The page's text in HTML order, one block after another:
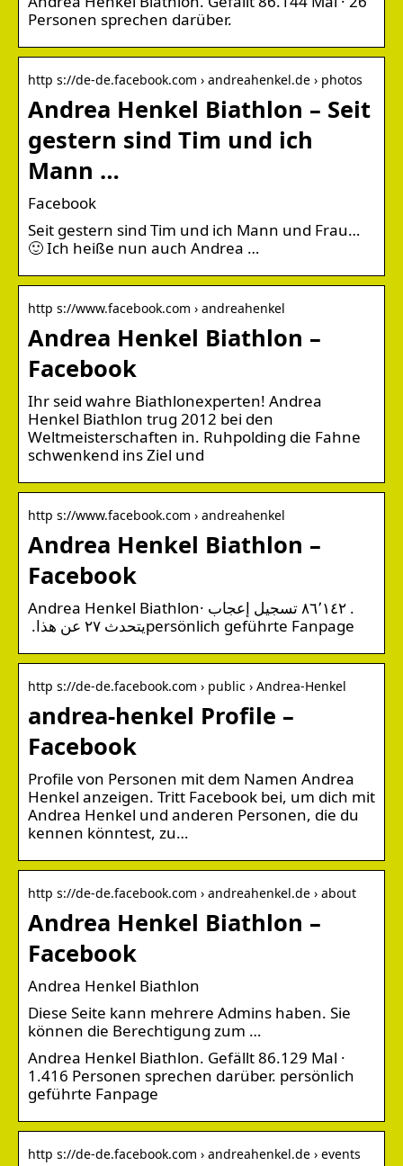
Personen sprechen darüber.
http s://de-de.facebook.com › andreahenkel.de › photos
Andrea Henkel Biathlon – Seit
gestern sind Tim und ich
Mann …
Facebook
Seit gestern sind Tim und ich Mann und Frau…
🙂 Ich heiße nun auch Andrea …
http s://www.facebook.com › andreahenkel
Andrea Henkel Biathlon –
Facebook
Ihr seid wahre Biathlonexperten! Andrea
Henkel Biathlon trug 2012 bei den
Weltmeisterschaften in. Ruhpolding die Fahne
schwenkend ins Ziel und
http s://www.facebook.com › andreahenkel
Andrea Henkel Biathlon –
Facebook
Andrea Henkel Biathlon‎‏. ‏‏٨٦٬١٤٢‏ تسجيل إعجاب ·
http s://de-de.facebook.com › public › Andrea-Henkel
andrea-henkel Profile –
Facebook
Profile von Personen mit dem Namen Andrea
Henkel anzeigen. Tritt Facebook bei, um dich mit
Andrea Henkel und anderen Personen, die du
kennen könntest, zu…
http s://de-de.facebook.com › andreahenkel.de › about
Andrea Henkel Biathlon –
Facebook
Andrea Henkel Biathlon
Diese Seite kann mehrere Admins haben. Sie
können die Berechtigung zum …
Andrea Henkel Biathlon. Gefällt 86.129 Mal ·
1.416 Personen sprechen darüber. persönlich
geführte Fanpage
http s://de-de.facebook.com › andreahenkel.de › events